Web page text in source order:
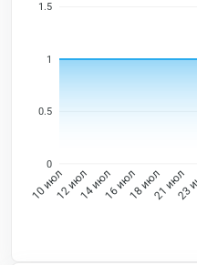
1.5
1
0.5
0
10 июл12 июл14 июл16 июл18 июл21 июл
23